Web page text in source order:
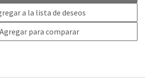
Agregar para comparar
a la lista de deseos